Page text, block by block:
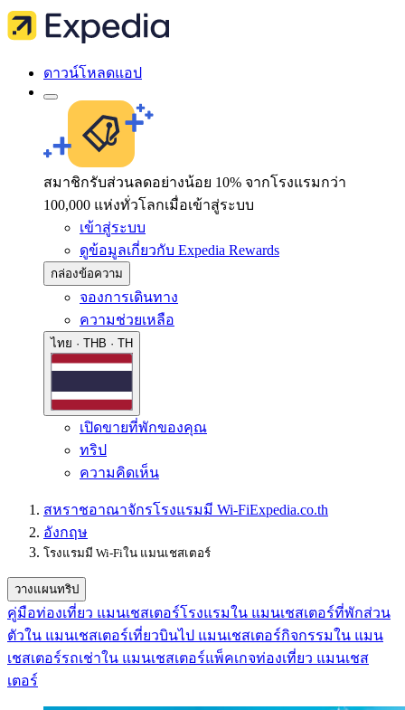
ดาวน์โหลดแอป
สมาชิกรับส่วนลดอย่างน้อย 10% จากโรงแรมกว่า
100,000 แห่งทั่วโลกเมื่อเข้าสู่ระบบ
เข้าสู่ระบบ
ดูข้อมูลเกี่ยวกับ Expedia Rewards
กล่องข้อความ
จองการเดินทาง
ความช่วยเหลือ
ไทย · THB · TH
เปิดขายที่พักของคุณ
ทริป
ความคิดเห็น
สหราชอาณาจักรโรงแรมมี Wi-FiExpedia.co.th
อังกฤษ
โรงแรมมี Wi-Fiใน แมนเชสเตอร์
วางแผนทริป
คู่มือท่องเที่ยว แมนเชสเตอร์โรงแรมใน แมนเชสเตอร์ที่พักส่วน
ตัวใน แมนเชสเตอร์เที่ยวบินไป แมนเชสเตอร์กิจกรรมใน แมน
เชสเตอร์รถเช่าใน แมนเชสเตอร์แพ็คเกจท่องเที่ยว แมนเชส
เตอร์